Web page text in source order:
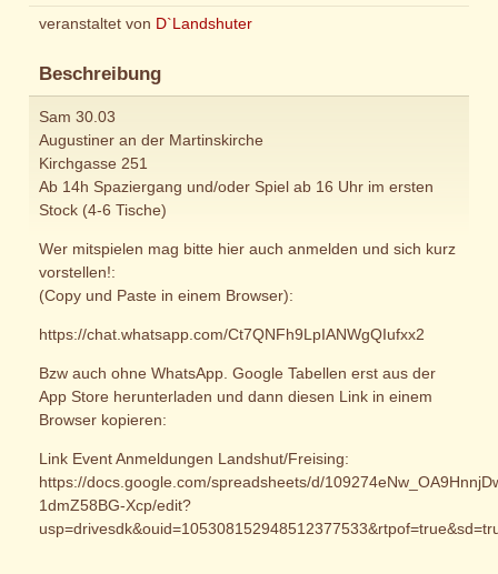
veranstaltet von D`Landshuter
Beschreibung
Sam 30.03
Augustiner an der Martinskirche
Kirchgasse 251
Ab 14h Spaziergang und/oder Spiel ab 16 Uhr im ersten
Stock (4-6 Tische)
Wer mitspielen mag bitte hier auch anmelden und sich kurz
vorstellen!:
(Copy und Paste in einem Browser):
https://chat.whatsapp.com/Ct7QNFh9LpIANWgQIufxx2
Bzw auch ohne WhatsApp. Google Tabellen erst aus der
App Store herunterladen und dann diesen Link in einem
Browser kopieren:
Link Event Anmeldungen Landshut/Freising:
https://docs.google.com/spreadsheets/d/
1dmZ58BG-Xcp/edit?